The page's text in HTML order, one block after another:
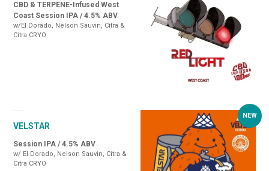
CBD & TERPENE-Infused West
Coast Session IPA / 4.5% ABV
w/El Dorado, Nelson Sauvin, Citra &
Citra CRYO
VELSTAR
Session IPA / 4.5% ABV
w/ El Dorado, Nelson Sauvin, Citra &
Citra CRYO